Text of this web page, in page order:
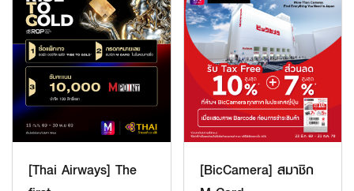
[Thai Airways] The
[BicCamera] สมาชิก